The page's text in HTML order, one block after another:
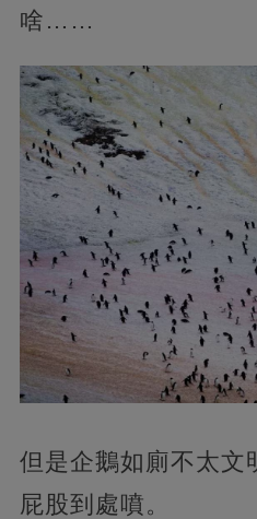
啥……
但是企鵝如廁不太文
屁股到處噴。